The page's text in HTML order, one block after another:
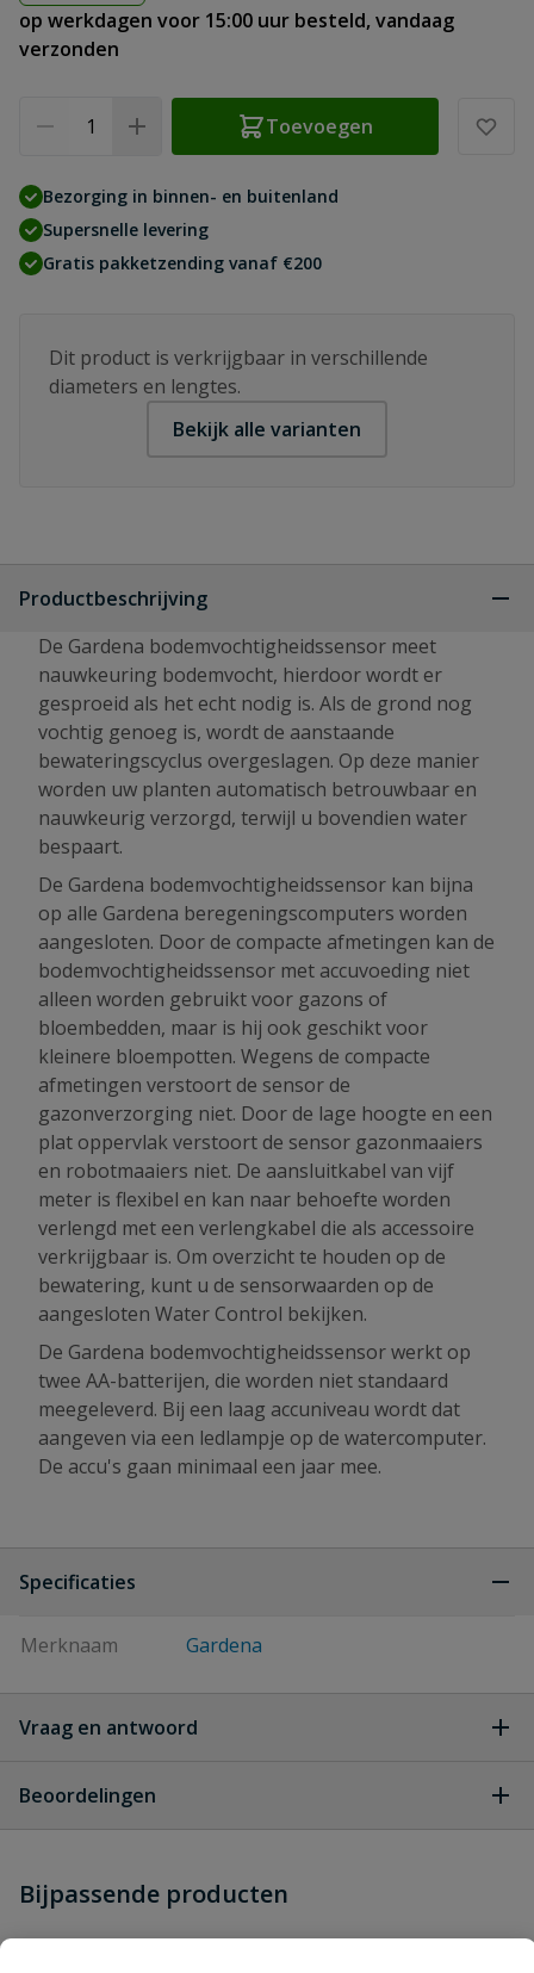
op werkdagen voor 15:00 uur besteld, vandaag
verzonden
Toevoegen
Bezorging in binnen- en buitenland
Supersnelle levering
Gratis pakketzending vanaf €200
Dit product is verkrijgbaar in verschillende
diameters en lengtes.
Bekijk alle varianten
Productbeschrijving
De Gardena bodemvochtigheidssensor meet
nauwkeuring bodemvocht, hierdoor wordt er
gesproeid als het echt nodig is. Als de grond nog
vochtig genoeg is, wordt de aanstaande
bewateringscyclus overgeslagen. Op deze manier
worden uw planten automatisch betrouwbaar en
nauwkeurig verzorgd, terwijl u bovendien water
bespaart.
De Gardena bodemvochtigheidssensor kan bijna
op alle Gardena beregeningscomputers worden
aangesloten. Door de compacte afmetingen kan de
bodemvochtigheidssensor met accuvoeding niet
alleen worden gebruikt voor gazons of
bloembedden, maar is hij ook geschikt voor
kleinere bloempotten. Wegens de compacte
afmetingen verstoort de sensor de
gazonverzorging niet. Door de lage hoogte en een
plat oppervlak verstoort de sensor gazonmaaiers
en robotmaaiers niet. De aansluitkabel van vijf
meter is flexibel en kan naar behoefte worden
verlengd met een verlengkabel die als accessoire
verkrijgbaar is. Om overzicht te houden op de
bewatering, kunt u de sensorwaarden op de
aangesloten Water Control bekijken.
De Gardena bodemvochtigheidssensor werkt op
twee AA-batterijen, die worden niet standaard
meegeleverd. Bij een laag accuniveau wordt dat
aangeven via een ledlampje op de watercomputer.
De accu's gaan minimaal een jaar mee.
Specificaties
Merknaam Gardena
Vraag en antwoord
dit product?
Beoordelingen
Schrijf zelf een beoordeling
Je beoordeelt:Gardena bodemvochtigheidssensor
Bijpassende producten